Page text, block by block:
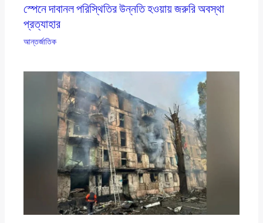
স্পেনে দাবানল পরিস্থিতির উন্নতি হওয়ায় জরুরি অবস্থা
প্রত্যাহার
আন্তর্জাতিক